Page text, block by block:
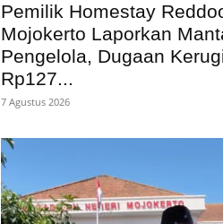
Pemilik Homestay
Mojokerto Laporkan
Pengelola, Dugaan
Rp127...
7 Agustus 2026